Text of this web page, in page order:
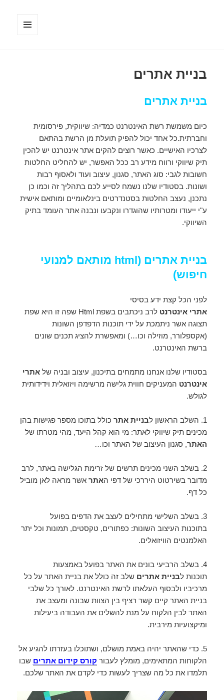
בניית אתרים
בניית אתרים
כיום משמשת רשת האינטרנט כמדיה: שיווקית, פירסומית
וחברתית.כל אחד יכול להפיק תועלת מן הרשת בהתאם
לצרכיו האישיים. כאשר רוצים להקים אתר אינטרנט יש להכין
תיק שיווקי ורווח מידע רב ככל האפשר, יש להחליט החלטות
חשובות לגבי: סוג האתר, סגנון, עיצוב ועוד ולאסוף רבות
ושונות. בסטודיו שלנו נשמח לסייע לכם בתהליך זה וכמו כן
נתכנן, נעצב החלטות בסטנדרטים בינלאומיים ומותאם אישית
ע"י ייעודו ומטרותיו שהוגדרו ונקבעו ונבנה אתר העומד בתיק
השיווקי.
בניית אתרים (html מותאם למנועי
חיפוש)
לפני הכל קצת ידע בסיסי
אתרי אינטרנט
לרב ניכתבים בשפת Html שפה זו היא שפת
תצוגה אשר ניתמכת על ידי תוכנות הדפדפן השונות
(אקספלורר, מוזילה וכו…) ומאפשרת להציג תכנים שונים
ברשת האינטרנט.
בסטודיו שלנו אנחנו מתמחים בתיכנון, עיצוב ובניה שלאתרי
אינטרנט המעניקים חווית גלישה מרשימה ויזואלית וידידותית
לגולש.
1. השלב הראשון ל בניית אתר כולל בתוכו מספר פגישות בהן
מכינים תיק שיווקי לאתר: מי הוא קהל היעד, מהי מטרתו של
האתר, סגנון העיצוב של האתר וכו…
2. בשלב השני מכינים תרשים של זרימת הגלישה באתר, לרב
מדובר בשירטוט היררכי של דפי האתר אשר מראה לאן מוביל
כל דף.
3. בשלב השלישי מתחילים לעצב את הדפים בפועל
בתוכנות העיצוב השונות: כפתורים, טקסטים, תמונות וכל יתר
האלמנטים הוויזואלים.
4. בשלב הרביעי בונים את האתר בפועל באמצעות
תוכנות לבניית אתרים שלב זה כולל את בניית האתר על כל
מרכיביו ולבסוף העלאתו לרשת האינטרנט. לאורך כל שלבי
בניית האתר קיים קשר רציף בין הצוות שבונה ומעצב את
האתר לבין הלקוח על מנת להשלים את העבודה ביעילות
ומיקצועיות מירבית.
5. כדי שהאתר יהיה באמת מושלם, ושתוכלו בעזרתו להגיע אל
הלקוחות המתאימים, מומלץ לעבור קורס קידום אתרים שבו
תלמדו את כל מה שצריך לעשות כדי לקדם את האתר שלכם.